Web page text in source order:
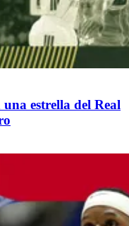
estrella del Real